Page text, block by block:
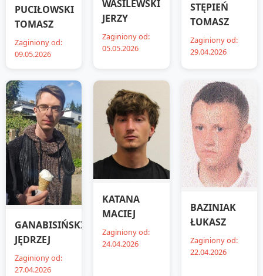
PUCIŁOWSKI
TOMASZ
Zaginiony od:
09.05.2026
WASILEWSKI
JERZY
Zaginiony od:
05.05.2026
STĘPIEŃ
TOMASZ
Zaginiony od:
29.04.2026
GANABISIŃSKI
JĘDRZEJ
Zaginiony od:
27.04.2026
KATANA
MACIEJ
Zaginiony od:
24.04.2026
BAZINIAK
ŁUKASZ
Zaginiony od:
22.04.2026